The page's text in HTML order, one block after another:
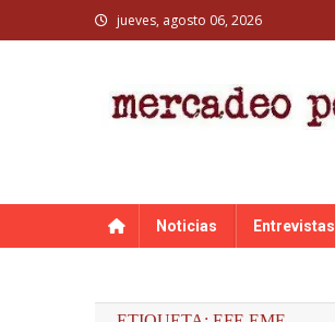
to
jueves, agosto 06, 2026
Noticias Entrevistas